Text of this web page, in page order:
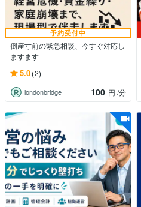
予約受付中
倒産寸前の緊急相談、今すぐ対応し
ますます
5.0(2)
londonbridge 100 円 /分